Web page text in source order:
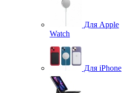
Для Apple
Watch
Для iPhone